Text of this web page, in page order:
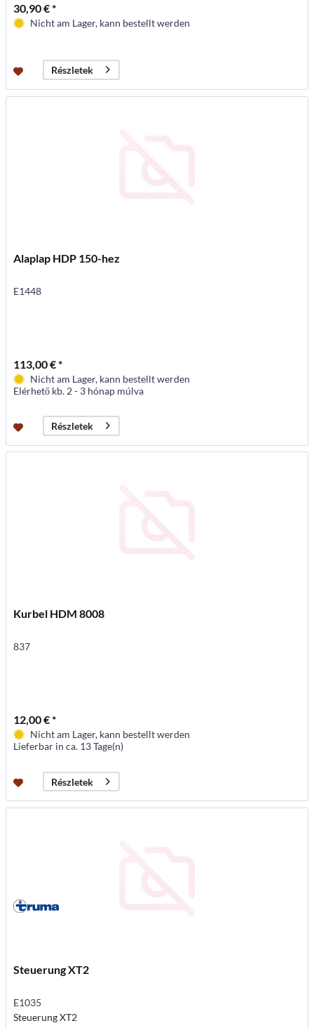
30,90 € *
Nicht am Lager, kann bestellt werden
Részletek
Alaplap HDP 150-hez
E1448
113,00 € *
Nicht am Lager, kann bestellt werden
Elérhető kb. 2 - 3 hónap múlva
Részletek
Kurbel HDM 8008
837
12,00 € *
Nicht am Lager, kann bestellt werden
Lieferbar in ca. 13 Tage(n)
Részletek
Steuerung XT2
E1035
Steuerung XT2